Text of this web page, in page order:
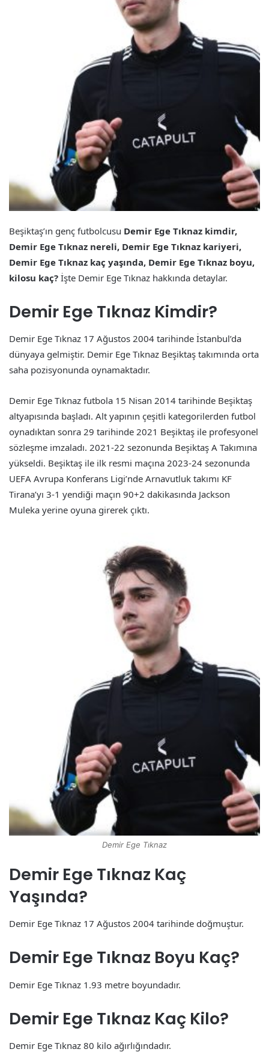
Beşiktaş’ın genç futbolcusu Demir Ege Tıknaz kimdir,
Demir Ege Tıknaz nereli, Demir Ege Tıknaz kariyeri,
Demir Ege Tıknaz kaç yaşında, Demir Ege Tıknaz boyu,
kilosu kaç? İşte Demir Ege Tıknaz hakkında detaylar.
Demir Ege Tıknaz Kimdir?
Demir Ege Tıknaz 17 Ağustos 2004 tarihinde İstanbul’da
dünyaya gelmiştir. Demir Ege Tıknaz Beşiktaş takımında orta
saha pozisyonunda oynamaktadır.
Demir Ege Tıknaz futbola 15 Nisan 2014 tarihinde Beşiktaş
altyapısında başladı. Alt yapının çeşitli kategorilerden futbol
oynadıktan sonra 29 tarihinde 2021 Beşiktaş ile profesyonel
sözleşme imzaladı. 2021-22 sezonunda Beşiktaş A Takımına
yükseldi. Beşiktaş ile ilk resmi maçına 2023-24 sezonunda
UEFA Avrupa Konferans Ligi’nde Arnavutluk takımı KF
Tirana’yı 3-1 yendiği maçın 90+2 dakikasında Jackson
Muleka yerine oyuna girerek çıktı.
Demir Ege Tıknaz
Demir Ege Tıknaz Kaç
Yaşında?
Demir Ege Tıknaz 17 Ağustos 2004 tarihinde doğmuştur.
Demir Ege Tıknaz Boyu Kaç?
Demir Ege Tıknaz 1.93 metre boyundadır.
Demir Ege Tıknaz Kaç Kilo?
Demir Ege Tıknaz 80 kilo ağırlığındadır.